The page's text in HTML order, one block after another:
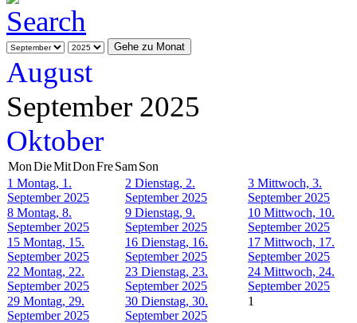
Gehe zu Monat
August
September 2025
Oktober
MonDieMitDonFreSamSon
1 Montag, 1.
September 2025
2 Dienstag, 2.
September 2025
3 Mittwoch, 3.
September 2025
8 Montag, 8.
September 2025
9 Dienstag, 9.
September 2025
10 Mittwoch, 10.
September 2025
15 Montag, 15.
September 2025
16 Dienstag, 16.
September 2025
17 Mittwoch, 17.
September 2025
22 Montag, 22.
September 2025
23 Dienstag, 23.
September 2025
24 Mittwoch, 24.
September 2025
29 Montag, 29.
September 2025
30 Dienstag, 30.
September 2025
1